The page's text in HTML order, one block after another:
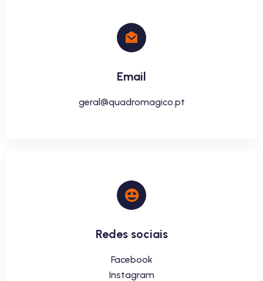
Email
geral@quadromagico.pt
Redes sociais
Facebook
Instagram